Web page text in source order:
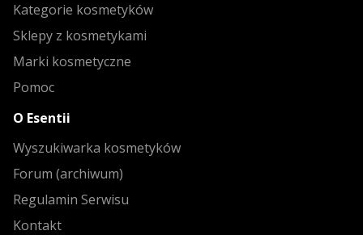
Kategorie kosmetyków
Sklepy z kosmetykami
Marki kosmetyczne
Pomoc
O Esentii
Wyszukiwarka kosmetyków
Forum (archiwum)
Regulamin Serwisu
Kontakt